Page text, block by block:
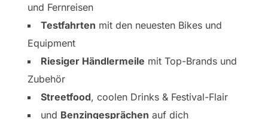
und Fernreisen
Testfahrten mit den neuesten Bikes und
Equipment
Riesiger Händlermeile mit Top-Brands und
Zubehör
Streetfood, coolen Drinks & Festival-Flair
und Benzingesprächen auf dich